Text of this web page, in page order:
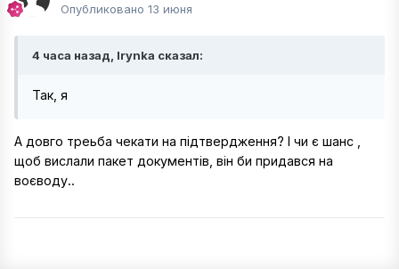
Опубликовано 13 июня
4 часа назад, Irynka сказал:
Так, я
А довго треьба чекати на підтвердження? І чи є шанс ,
щоб вислали пакет документів, він би придався на
воєводу..